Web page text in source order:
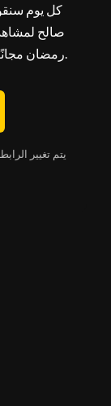
كل يوم
صالح
رمضان مجانًا. تابعونا يوميًا للحصول على الرابط الجديد.